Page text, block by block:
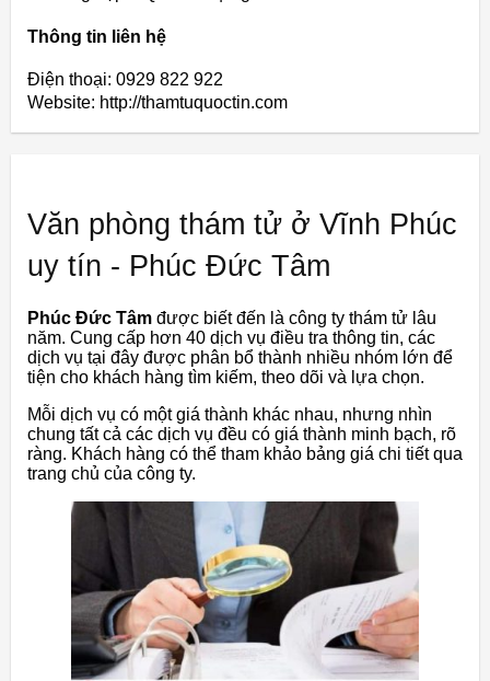
Thông tin liên hệ
Điện thoại: 0929 822 922
Website: http://thamtuquoctin.com
Văn phòng thám tử ở Vĩnh Phúc
uy tín - Phúc Đức Tâm
Phúc Đức Tâm được biết đến là công ty thám tử lâu
năm. Cung cấp hơn 40 dịch vụ điều tra thông tin, các
dịch vụ tại đây được phân bổ thành nhiều nhóm lớn để
tiện cho khách hàng tìm kiếm, theo dõi và lựa chọn.
Mỗi dịch vụ có một giá thành khác nhau, nhưng nhìn
chung tất cả các dịch vụ đều có giá thành minh bạch, rõ
ràng. Khách hàng có thể tham khảo bảng giá chi tiết qua
trang chủ của công ty.